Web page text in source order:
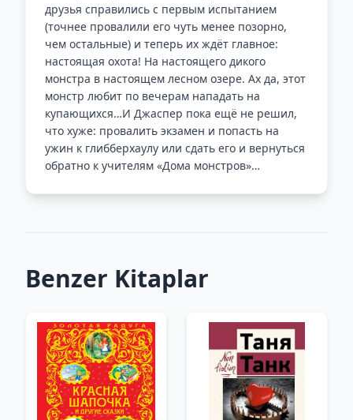
друзья справились с первым испытанием
(точнее провалили его чуть менее позорно,
чем остальные) и теперь их ждёт главное:
настоящая охота! На настоящего дикого
монстра в настоящем лесном озере. Ах да, этот
монстр любит по вечерам нападать на
купающихся…И Джаспер пока ещё не решил,
что хуже: провалить экзамен и попасть на
ужин к глибберхаулу или сдать его и вернуться
обратно к учителям «Дома монстров»…
Benzer Kitaplar